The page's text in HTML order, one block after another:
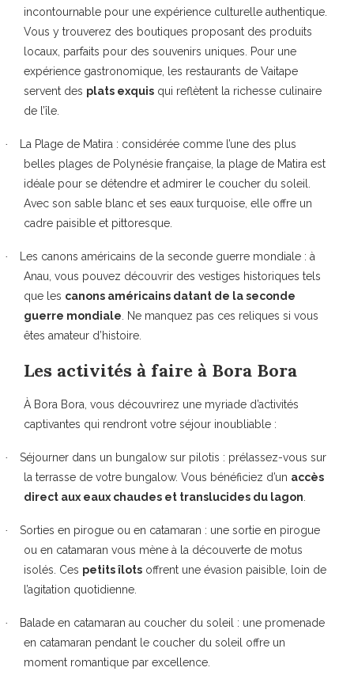
incontournable pour une expérience culturelle authentique.
Vous y trouverez des boutiques proposant des produits
locaux, parfaits pour des souvenirs uniques. Pour une
expérience gastronomique, les restaurants de Vaitape
servent des plats exquis qui reflètent la richesse culinaire
de l’île.
· La Plage de Matira : considérée comme l’une des plus
belles plages de Polynésie française, la plage de Matira est
idéale pour se détendre et admirer le coucher du soleil.
Avec son sable blanc et ses eaux turquoise, elle offre un
cadre paisible et pittoresque.
· Les canons américains de la seconde guerre mondiale : à
Anau, vous pouvez découvrir des vestiges historiques tels
que les canons américains datant de la seconde
guerre mondiale . Ne manquez pas ces reliques si vous
êtes amateur d’histoire.
Les activités à faire à Bora Bora
À Bora Bora, vous découvrirez une myriade d’activités
captivantes qui rendront votre séjour inoubliable :
· Séjourner dans un bungalow sur pilotis : prélassez-vous sur
la terrasse de votre bungalow. Vous bénéficiez d’un accès
direct aux eaux chaudes et translucides du lagon
· Sorties en pirogue ou en catamaran : une sortie en pirogue
ou en catamaran vous mène à la découverte de motus
isolés. Ces petits îlots offrent une évasion paisible, loin de
l’agitation quotidienne.
· Balade en catamaran au coucher du soleil
: une promenade
en catamaran pendant le coucher du soleil offre un
moment romantique par excellence.